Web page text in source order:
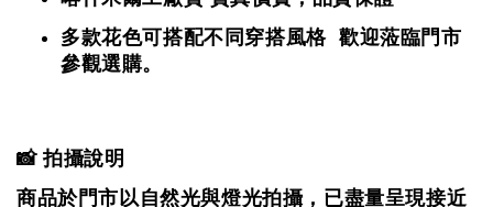
多款花色可搭配不同穿搭風格 歡迎蒞臨門市
參觀選購。
📸 拍攝說明
商品於門市以自然光與燈光拍攝， 已盡量呈現接近